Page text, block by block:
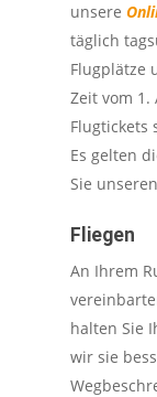
unsere
täglich
Flugplätze
Zeit vom
Flugtickets
Es gelten
Sie
Fliegen
An Ihrem
halten Sie
wir sie